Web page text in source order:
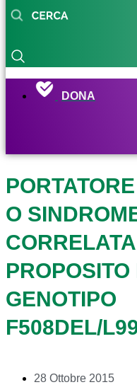
DONA
O
PROPOSITO
GENOTIPO
F508DEL/
28 Ottobre 2015